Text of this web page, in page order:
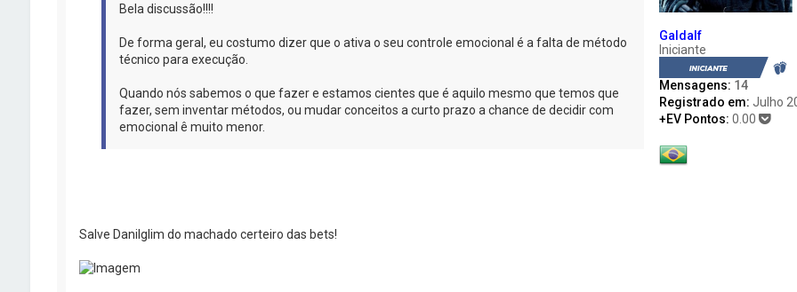
Galdalf
Iniciante
Mensagens: 14
Registrado em: Julho
+EV Pontos: 0.00
Bela discussão!!!!
De forma geral, eu costumo dizer que o ativa o seu controle emocional é a falta de método
técnico para execução.
Quando nós sabemos o que fazer e estamos cientes que é aquilo mesmo que temos que
fazer, sem inventar métodos, ou mudar conceitos a curto prazo a chance de decidir com
emocional ê muito menor.
Salve Danilglim do machado certeiro das bets!